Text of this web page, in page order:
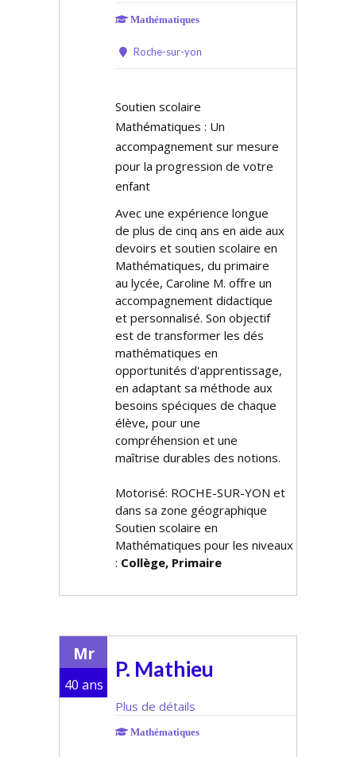
Mathématiques
Roche-sur-yon
Soutien scolaire
Mathématiques : Un
accompagnement sur mesure
pour la progression de votre
enfant
Avec une expérience longue
de plus de cinq ans en aide aux
devoirs et soutien scolaire en
Mathématiques, du primaire
au lycée, Caroline M. offre un
accompagnement didactique
et personnalisé. Son objectif
est de transformer les défis
mathématiques en
opportunités d'apprentissage,
en adaptant sa méthode aux
besoins spécifiques de chaque
élève, pour une
compréhension et une
maîtrise durables des notions.
Motorisé: ROCHE-SUR-YON et
dans sa zone géographique
Soutien scolaire en
Mathématiques pour les niveaux
: Collège, Primaire
Mr
40 ans
P. Mathieu
Plus de détails
Mathématiques